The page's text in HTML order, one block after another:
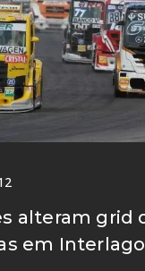
alteram grid
em